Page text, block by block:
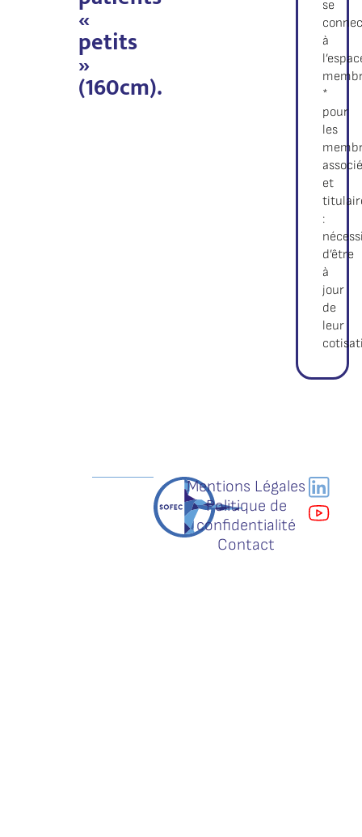
«
petits
»
(160cm).
se
à
*
pour
les
et
:
d’être
à
jour
de
leur
Mentions Légales
Politique de
confidentialité
Contact